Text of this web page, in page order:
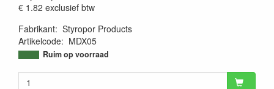
€ 1.82 exclusief btw
Fabrikant: Styropor Products
Artikelcode: MDX05
9506767821595
Ruim op voorraad